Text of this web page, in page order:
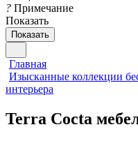
? Примечание
Показать
Показать
Главная
Изысканные коллекции
интерьера
Terra Cocta